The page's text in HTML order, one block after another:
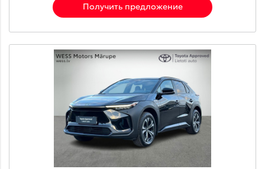
Получить предложение